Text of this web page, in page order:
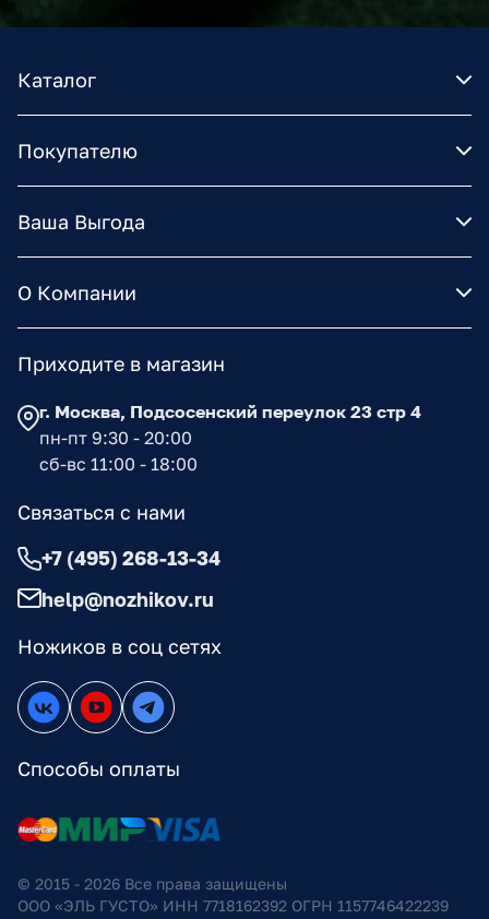
Каталог
Покупателю
Ваша Выгода
О Компании
Ножиков в соц сетях
Способы оплаты
Приходите в магазин
г. Москва, Подсосенский переулок 23 стр 4
пн-пт 9:30 - 20:00
сб-вс 11:00 - 18:00
Связаться с нами
+7 (495) 268-13-34
help@nozhikov.ru
© 2015 - 2026 Все права защищены
ООО «ЭЛЬ ГУСТО» ИНН 7718162392 ОГРН 1157746422239